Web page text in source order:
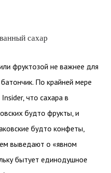
сахар
фруктозой не важнее для
По крайней мере
что сахара в
будто фрукты, и
будто конфеты,
выведают о «явном
бытует единодушное